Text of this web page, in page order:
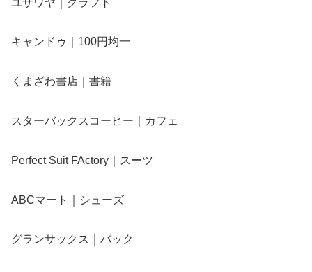
キャンドゥ｜100円均一
くまざわ書店｜書籍
スターバックスコーヒー｜カフェ
Perfect Suit FActory｜スーツ
ABCマート｜シューズ
グランサックス｜バック